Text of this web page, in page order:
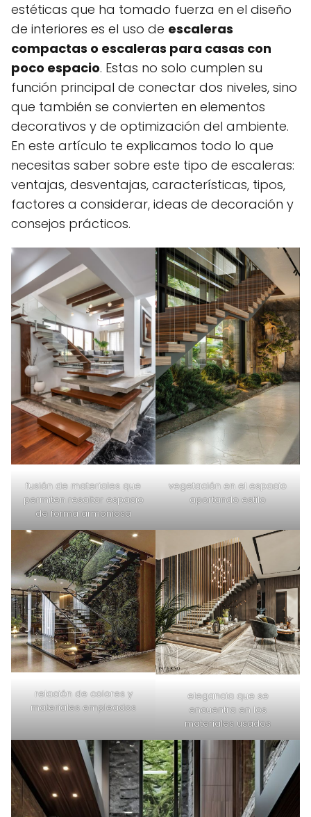
estéticas que ha tomado fuerza en el diseño
de interiores es el uso de escaleras
compactas o escaleras para casas con
poco espacio. Estas no solo cumplen su
función principal de conectar dos niveles, sino
que también se convierten en elementos
decorativos y de optimización del ambiente.
En este artículo te explicamos todo lo que
necesitas saber sobre este tipo de escaleras:
ventajas, desventajas, características, tipos,
factores a considerar, ideas de decoración y
consejos prácticos.
fusión de materiales que
permiten resaltar espacio
de forma armoniosa
vegetación en el espacio
aportando estilo
relación de colores y
materiales empleados
elegancia que se
encuentra en los
materiales usados